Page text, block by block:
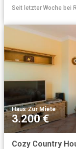
Seit letzter Woche bei
Haus·Zur Miete
3.200 €